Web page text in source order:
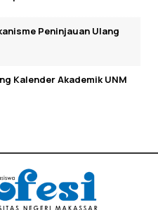
Peninjauan Ulang
Kalender Akademik UNM